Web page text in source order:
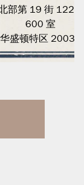
部第 19 街 1220
600 室
华盛顿特区 20036